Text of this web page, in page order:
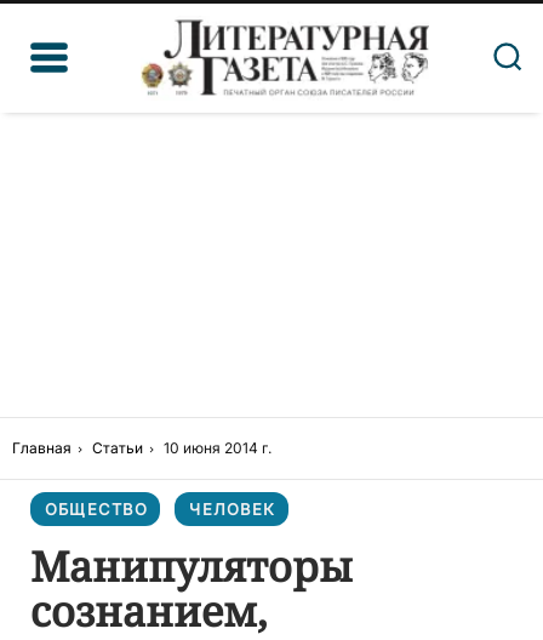
Главная Статьи 10 июня 2014 г.
ОБЩЕСТВО ЧЕЛОВЕК
Манипуляторы
сознанием,